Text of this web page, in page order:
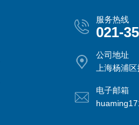
服务热线
021-
公司地址
上海杨浦
电子邮箱